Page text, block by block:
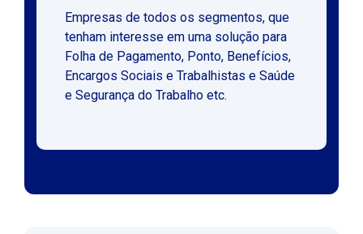
Empresas de todos os segmentos, que
tenham interesse em uma solução para
Folha de Pagamento, Ponto, Benefícios,
Encargos Sociais e Trabalhistas e Saúde
e Segurança do Trabalho etc.